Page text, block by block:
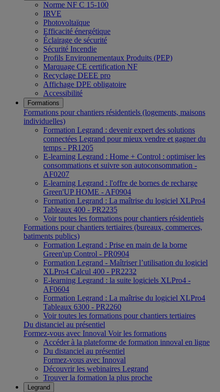
Norme NF C 15-100
IRVE
Photovoltaïque
Efficacité énergétique
Éclairage de sécurité
Sécurité Incendie
Profils Environnementaux Produits (PEP)
Marquage CE certification NF
Recyclage DEEE pro
Affichage DPE obligatoire
Accessibilité
Formations
Formations pour chantiers résidentiels (logements, maisons
individuelles)
Formation Legrand : devenir expert des solutions
connectées Legrand pour mieux vendre et gagner du
temps - PR1205
E-learning Legrand : Home + Control : optimiser les
consommations et suivre son autoconsommation -
AF0207
E-learning Legrand : l'offre de bornes de recharge
Green'UP HOME - AF0904
Formation Legrand : La maîtrise du logiciel XLPro4
Tableaux 400 - PR2235
Voir toutes les formations pour chantiers résidentiels
Formations pour chantiers tertiaires (bureaux, commerces,
batiments publics)
Formation Legrand : Prise en main de la borne
Green'up Control - PR0904
Formation Legrand - Maîtriser l’utilisation du logiciel
XLPro4 Calcul 400 - PR2232
E-learning Legrand : la suite logiciels XLPro4 -
AF0604
Formation Legrand : La maîtrise du logiciel XLPro4
Tableaux 6300 - PR2260
Voir toutes les formations pour chantiers tertiaires
Du distanciel au présentiel
Formez-vous avec Innoval Voir les formations
Accéder à la plateforme de formation innoval en ligne
Du distanciel au présentiel
Formez-vous avec Innoval
Découvrir les webinaires Legrand
Trouver la formation la plus proche
Legrand